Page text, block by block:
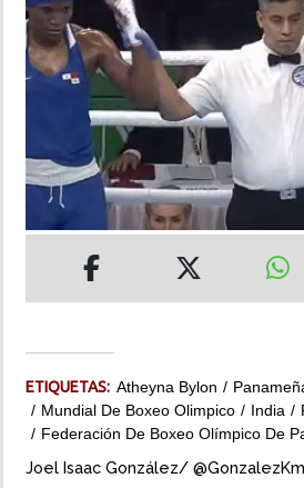
MUNDO
INSÓLITAS
MULTIMEDIA
IMPRESO
ETIQUETAS: Atheyna Bylon
Mundial De Boxeo Olimpico
India
Federación De Boxeo Olímpico De
Joel Isaac González/